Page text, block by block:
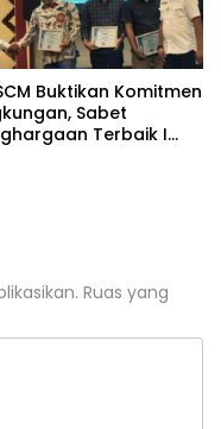
Buktikan Komitmen
Sabet
Terbaik I
Ruas yang